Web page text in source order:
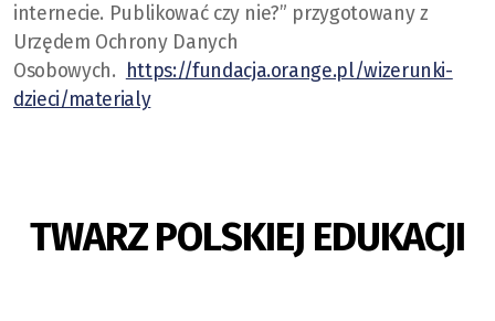
internecie. Publikować czy nie?” przygotowany z
Urzędem Ochrony Danych
Osobowych. https://fundacja.orange.pl/wizerunki-
dzieci/materialy
TWARZ POLSKIEJ EDUKACJI